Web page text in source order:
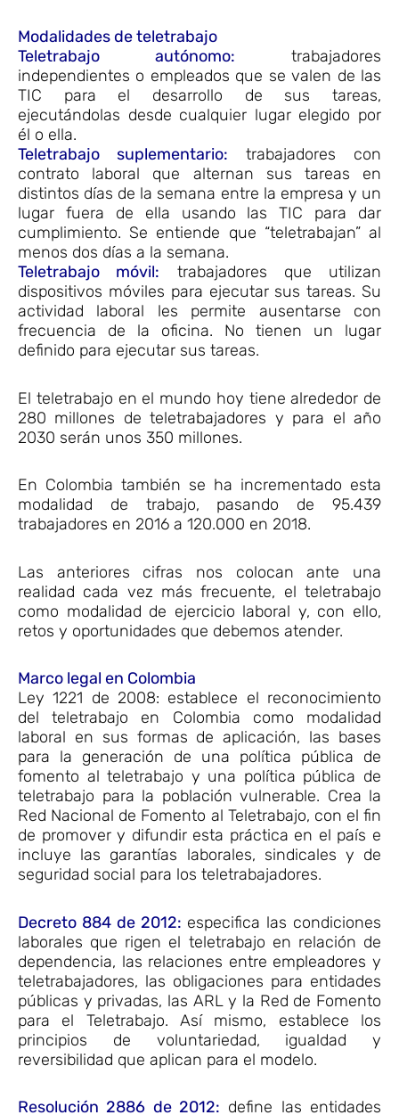
Modalidades de teletrabajo
Teletrabajo autónomo: trabajadores
independientes o empleados que se valen de las
TIC para el desarrollo de sus tareas,
ejecutándolas desde cualquier lugar elegido por
él o ella.
Teletrabajo suplementario: trabajadores con
contrato laboral que alternan sus tareas en
distintos días de la semana entre la empresa y un
lugar fuera de ella usando las TIC para dar
cumplimiento. Se entiende que “teletrabajan” al
menos dos días a la semana.
Teletrabajo móvil:
trabajadores que utilizan
dispositivos móviles para ejecutar sus tareas. Su
actividad laboral les permite ausentarse con
frecuencia de la oficina. No tienen un lugar
definido para ejecutar sus tareas.
El teletrabajo en el mundo hoy tiene alrededor de
280 millones de teletrabajadores y para el año
2030 serán unos 350 millones.
En Colombia también se ha incrementado esta
modalidad de trabajo, pasando de 95.439
trabajadores en 2016 a 120.000 en 2018.
Las anteriores cifras nos colocan ante una
realidad cada vez más frecuente, el teletrabajo
como modalidad de ejercicio laboral y, con ello,
retos y oportunidades que debemos atender.
Marco legal en Colombia
Ley 1221 de 2008: establece el reconocimiento
del teletrabajo en Colombia como modalidad
laboral en sus formas de aplicación, las bases
para la generación de una política pública de
fomento al teletrabajo y una política pública de
teletrabajo para la población vulnerable. Crea la
Red Nacional de Fomento al Teletrabajo, con el fin
de promover y difundir esta práctica en el país e
incluye las garantías laborales, sindicales y de
seguridad social para los teletrabajadores.
Decreto 884 de 2012: especifica las condiciones
laborales que rigen el teletrabajo en relación de
dependencia, las relaciones entre empleadores y
teletrabajadores, las obligaciones para entidades
públicas y privadas, las ARL y la Red de Fomento
para el Teletrabajo. Así mismo, establece los
principios de voluntariedad, igualdad y
reversibilidad que aplican para el modelo.
Resolución 2886 de 2012: define las entidades